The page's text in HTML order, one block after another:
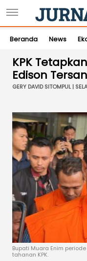
Beranda News
KPK
Edison
GERY DAVID SITOMPUL |
Bupati Muara Enim
tahanan KPK.